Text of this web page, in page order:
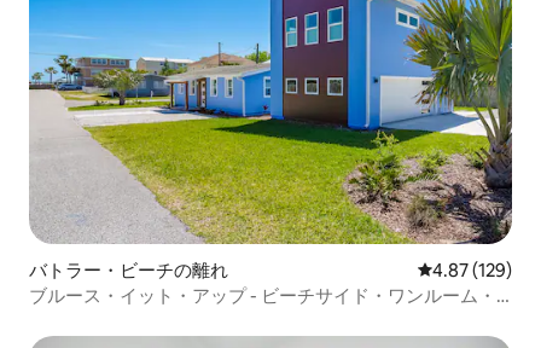
バトラー・ビーチの離れ レビュー129
4.87 (129)
ブルース・イット・アップ - ビーチサイド・ワンルーム・